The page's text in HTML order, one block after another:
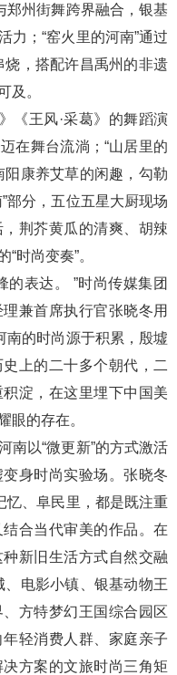
郑州街舞跨界融合，银基
力；“窑火里的河南”通过
烧，搭配许昌禹州的非遗
及。
王风·采葛》的舞蹈演
在舞台流淌；“山居里的
阳康养艾草的闲趣，勾勒
部分，五位五星大厨现场
荆芥黄瓜的清爽、胡辣
时尚变奏”。
表达。 ”时尚传媒集团
兼首席执行官张晓冬用
南的时尚源于积累，殷墟
上的二十多个朝代，二
淀，在这里埋下中国美
眼的存在。
以“微更新”的方式激活
身时尚实验场。张晓冬
忆、阜民里，都是既注重
合当代审美的作品。在
新旧生活方式自然交融
、电影小镇、银基动物王
方特梦幻王国综合园区
轻消费人群、家庭亲子
方案的文旅时尚三角矩